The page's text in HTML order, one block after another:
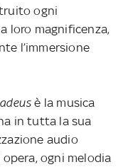
ogni
loro magnificenza,
l’immersione
è la musica
in tutta la sua
audio
ogni melodia